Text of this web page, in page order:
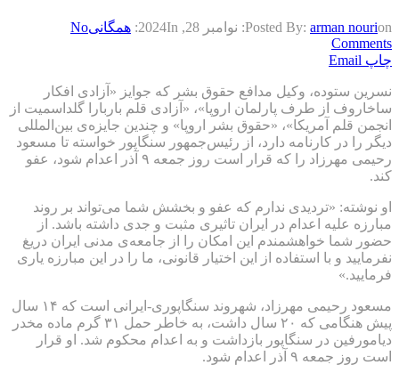
Posted By: arman nourion: نوامبر 28, 2024 In: همگانیNo
Comments
چاپ Email
نسرین ستوده، وکیل مدافع حقوق بشر که جوایز «آزادی افکار
ساخاروف از طرف پارلمان اروپا»، «آزادی قلم باربارا گلداسمیت از
انجمن قلم آمریکا»، «حقوق بشر اروپا» و چندین جایزه‌ی بین‌المللی
دیگر را در کارنامه دارد، از رئیس‌جمهور سنگاپور خواسته تا مسعود
رحیمی مهرزاد را که قرار است روز جمعه ۹ آذر اعدام شود، عفو
کند.
او نوشته: «تردیدی ندارم که عفو و بخشش شما می‌تواند بر روند
مبارزه علیه اعدام در ایران تاثیری مثبت و جدی داشته باشد. از
حضور شما خواهشمندم این امکان را از جامعه‌ی مدنی ایران دریغ
نفرمایید و با استفاده از این اختیار قانونی، ما را در این مبارزه یاری
فرمایید.»
مسعود رحیمی مهرزاد، شهروند سنگاپوری-ایرانی است که ۱۴ سال
پیش هنگامی که ۲۰ سال داشت، به خاطر حمل ۳۱ گرم ماده مخدر
دیامورفین در سنگاپور بازداشت و به اعدام محکوم شد. او قرار
است روز جمعه ۹ آذر اعدام شود.